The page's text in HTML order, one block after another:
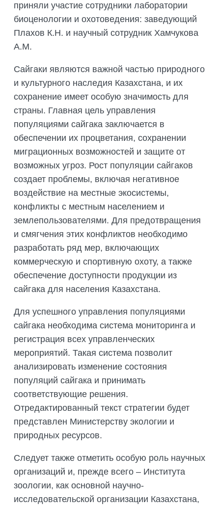
ОБОСНОВАНИЙ
ОРГАНИЗАЦИЯ ТРЕНИНГОВ И
СЕМИНАРОВ, ПОЛЕВЫХ ЭКСКУРСИЙ
СТАЖИРОВОК
СОВМЕСТНО С НАУЧНЫМ
ОБЩЕСТВОМ ТЕТИС
СЕЛЕВИНИЯ
приняли участие сотрудники лаборатории
биоценологии и охотоведения: заведующий
Плахов К.Н. и научный сотрудник Хамчукова
А.М.
Сайгаки являются важной частью природного
и культурного наследия Казахстана, и их
сохранение имеет особую значимость для
страны. Главная цель управления
популяциями сайгака заключается в
обеспечении их процветания, сохранении
миграционных возможностей и защите от
возможных угроз. Рост популяции сайгаков
создает проблемы, включая негативное
воздействие на местные экосистемы,
конфликты с местным населением и
землепользователями. Для предотвращения
и смягчения этих конфликтов необходимо
разработать ряд мер, включающих
коммерческую и спортивную охоту, а также
обеспечение доступности продукции из
сайгака для населения Казахстана.
Для успешного управления популяциями
сайгака необходима система мониторинга и
регистрация всех управленческих
мероприятий. Такая система позволит
анализировать изменение состояния
популяций сайгака и принимать
соответствующие решения.
Отредактированный текст стратегии будет
представлен Министерству экологии и
природных ресурсов.
Следует также отметить особую роль научных
организаций и, прежде всего – Института
зоологии, как основной научно-
исследовательской организации Казахстана,